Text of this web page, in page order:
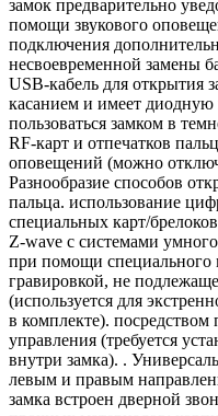
замок предварительно
помощи звукового
подключения
несвоевременной замены
USB-кабель для открытия
касанием и имеет диодную
пользоваться замком в
RF-карт и отпечатков
оповещений (можно
Разнообразие способов
пальца. использование
специальных карт/
Z-wave с системами
при помощи специального
гравировкой, не
(используется для
в комплекте). посредством
управления (требуется
внутри замка). .
левым и правым
замка встроен дверной